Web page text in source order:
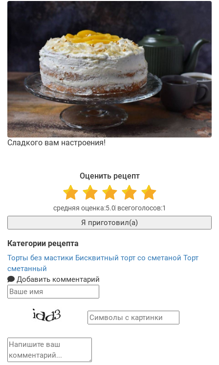
Сладкого вам настроения!
Оценить рецепт
5.0 1
Я приготовил(а)
Категории рецепта
Торты без мастики Бисквитный торт со сметаной Торт
сметанный
Добавить комментарий